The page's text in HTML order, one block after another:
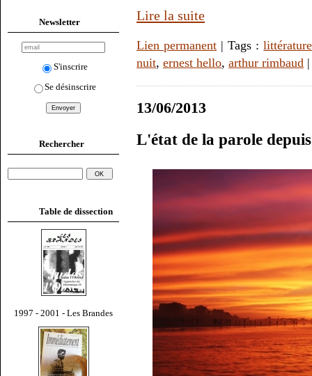
Newsletter
S'inscrire
Se désinscrire
Rechercher
Table de dissection
1997 - 2001 - Les Brandes
Lire la suite
Lien permanent | Tags :littérature
nuit, ernest hello, arthur rimbaud
13/06/2013
L'état de la parole